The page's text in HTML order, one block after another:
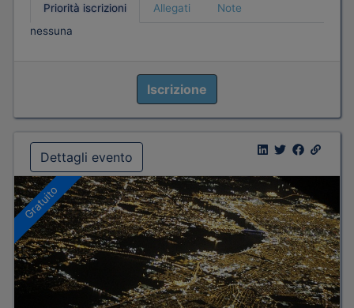
Priorità iscrizioni Allegati
Note
nessuna
Iscrizione
Dettagli evento
Gratuito